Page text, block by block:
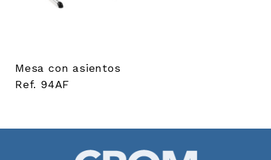
Mesa con asientos
Ref. 94AF